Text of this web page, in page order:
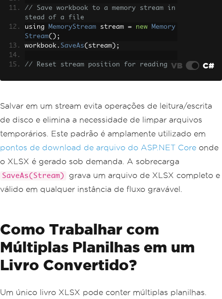
// Save workbook to a memory stream in
stead of a file
using MemoryStream stream = new
Memory
Stream();
workbook . SaveAs( stream );
// Reset stream position for reading
an HTTP response, upload to cloud stor
// or attach to an email. For ASP.NET
Core:
// return File(stream, "application/vn
d.openxmlformats-officedocument.spread
sheetml.sheet", "report.xlsx");
// Write bytes to verify stream contai
ns XLSX data
VB C#
Salvar em um stream evita operações de leitura/escrita
de disco e elimina a necessidade de limpar arquivos
temporários. Este padrão é amplamente utilizado em
pontos de download de arquivo do ASP.NET Core onde
o XLSX é gerado sob demanda. A sobrecarga
SaveAs(Stream)
grava um arquivo de XLSX completo e
válido em qualquer instância de fluxo gravável.
Como Trabalhar com
Múltiplas Planilhas em um
Livro Convertido?
Um único livro XLSX pode conter múltiplas planilhas.